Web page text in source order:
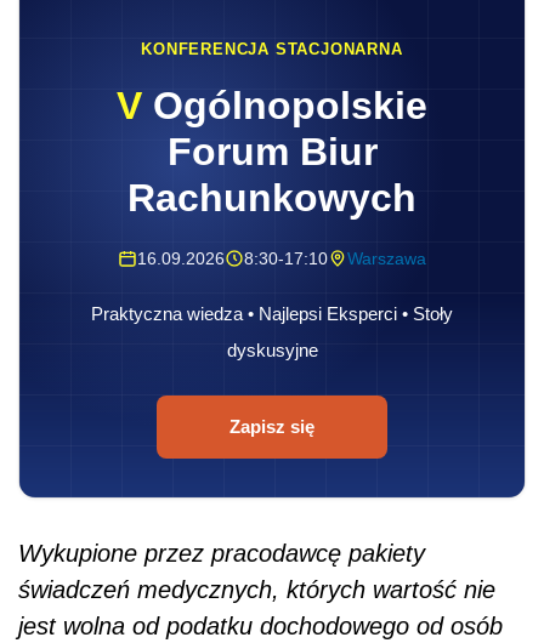
KONFERENCJA STACJONARNA
V Ogólnopolskie
Forum Biur
Rachunkowych
16.09.2026 8:30-17:10 Warszawa
Praktyczna wiedza • Najlepsi Eksperci • Stoły
dyskusyjne
Zapisz się
Wykupione przez pracodawcę pakiety
świadczeń medycznych, których wartość nie
jest wolna od podatku dochodowego od osób